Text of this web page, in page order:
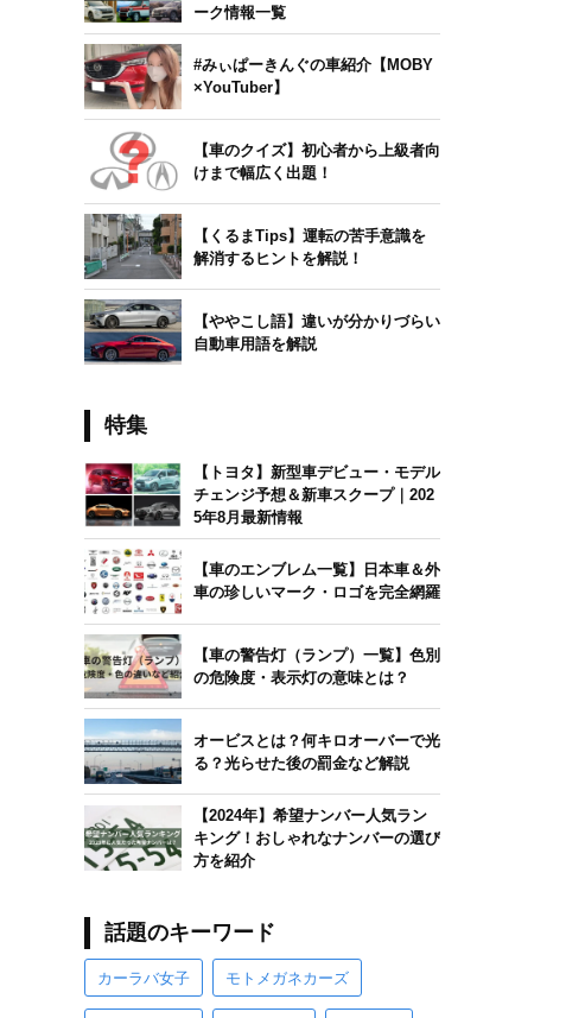
ーク情報一覧
#みぃぱーきんぐの車紹介【MOBY
×YouTuber】
【車のクイズ】初心者から上級者向
けまで幅広く出題！
【くるまTips】運転の苦手意識を
解消するヒントを解説！
【ややこし語】違いが分かりづらい
自動車用語を解説
特集
【トヨタ】新型車デビュー・モデル
チェンジ予想＆新車スクープ｜202
5年8月最新情報
【車のエンブレム一覧】日本車＆外
車の珍しいマーク・ロゴを完全網羅
【車の警告灯（ランプ）一覧】色別
の危険度・表示灯の意味とは？
オービスとは？何キロオーバーで光
る？光らせた後の罰金など解説
【2024年】希望ナンバー人気ラン
キング！おしゃれなナンバーの選び
方を紹介
話題のキーワード
カーラバ女子 モトメガネカーズ